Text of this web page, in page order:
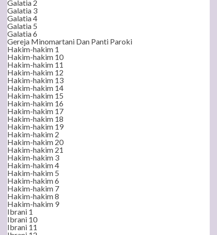
Galatia 2
Galatia 3
Galatia 4
Galatia 5
Galatia 6
Gereja Minomartani Dan Panti Paroki
Hakim-hakim 1
Hakim-hakim 10
Hakim-hakim 11
Hakim-hakim 12
Hakim-hakim 13
Hakim-hakim 14
Hakim-hakim 15
Hakim-hakim 16
Hakim-hakim 17
Hakim-hakim 18
Hakim-hakim 19
Hakim-hakim 2
Hakim-hakim 20
Hakim-hakim 21
Hakim-hakim 3
Hakim-hakim 4
Hakim-hakim 5
Hakim-hakim 6
Hakim-hakim 7
Hakim-hakim 8
Hakim-hakim 9
Ibrani 1
Ibrani 10
Ibrani 11